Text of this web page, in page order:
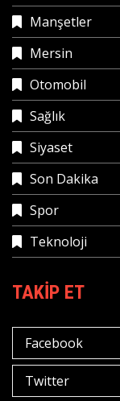
Manşetler
Mersin
Otomobil
Sağlık
Siyaset
Son Dakika
Spor
Teknoloji
TAKIP ET
Facebook
Twitter